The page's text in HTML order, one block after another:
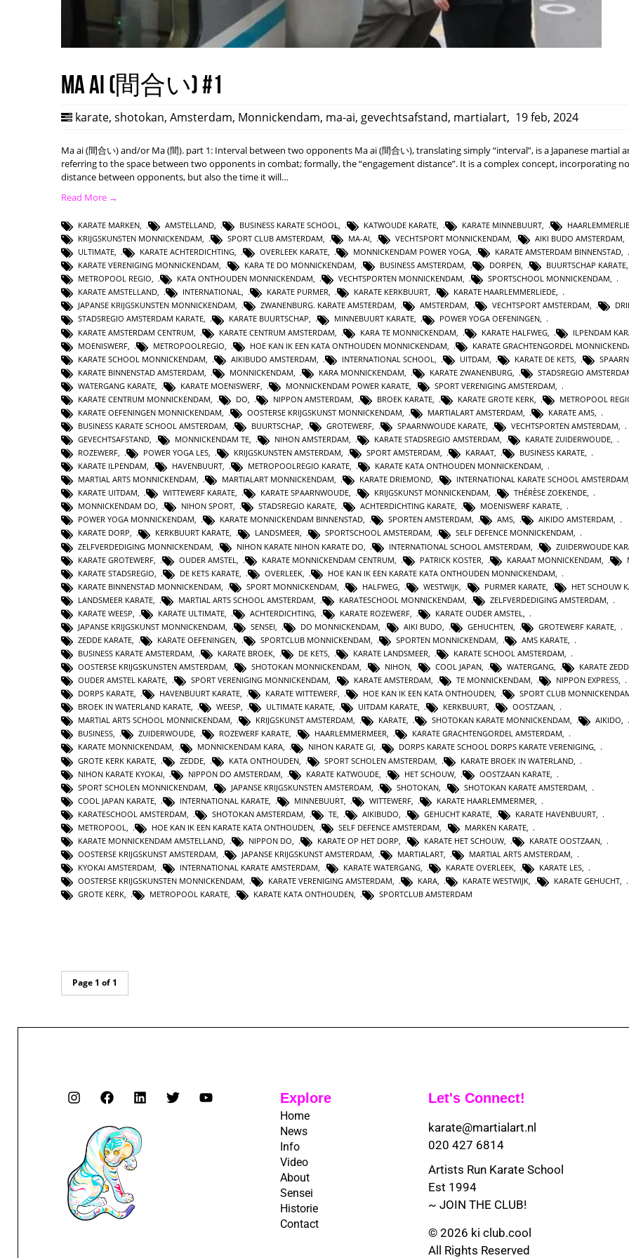
Ma ai (間合い) #1
karate, shotokan, Amsterdam, Monnickendam, ma-ai, gevechtsafstand, martialart, 19 feb, 2024
Ma ai (間合い) and/or Ma (間). part 1: Interval between two opponents Ma ai (間合い), translating simply “interval”, is a Japanese martial
referring to the space between two opponents in combat; formally, the “engagement distance”. It is a complex concept, incorporating
distance between opponents, but also the time it will…
Read More →
KARATE MARKEN, AMSTELLAND, BUSINESS KARATE SCHOOL, KATWOUDE KARATE, KARATE MINNEBUURT,
KRIJGSKUNSTEN MONNICKENDAM, SPORT CLUB AMSTERDAM, MA-AI, VECHTSPORT MONNICKENDAM, AIKI BUDO AMSTERDAM,
ULTIMATE, KARATE ACHTERDICHTING, OVERLEEK KARATE, MONNICKENDAM POWER YOGA, KARATE AMSTERDAM BINNENSTAD,
KARATE VERENIGING MONNICKENDAM, KARA TE DO MONNICKENDAM, BUSINESS AMSTERDAM, DORPEN, BUURTSCHAP KARATE,
METROPOOL REGIO, KATA ONTHOUDEN MONNICKENDAM, VECHTSPORTEN MONNICKENDAM, SPORTSCHOOL MONNICKENDAM,
KARATE AMSTELLAND, INTERNATIONAL, KARATE PURMER, KARATE KERKBUURT, KARATE HAARLEMMERLIEDE,
JAPANSE KRIJGSKUNSTEN MONNICKENDAM, ZWANENBURG. KARATE AMSTERDAM, AMSTERDAM, VECHTSPORT AMSTERDAM,
STADSREGIO AMSTERDAM KARATE, KARATE BUURTSCHAP, MINNEBUURT KARATE, POWER YOGA OEFENINGEN,
KARATE AMSTERDAM CENTRUM
KARATE CENTRUM AMSTERDAM KARA TE MONNICKENDAM KARATE HALFWEG ILPENDAM
MOENISWERF
METROPOOLREGIO HOE KAN IK EEN KATA ONTHOUDEN MONNICKENDAM KARATE GRACHTENGORDEL
KARATE SCHOOL MONNICKENDAM
AIKIBUDO AMSTERDAM INTERNATIONAL SCHOOL UITDAM KARATE DE KETS
KARATE BINNENSTAD AMSTERDAM
MONNICKENDAM KARA MONNICKENDAM KARATE ZWANENBURG STADSREGIO
WATERGANG KARATE
KARATE MOENISWERF MONNICKENDAM POWER KARATE SPORT VERENIGING AMSTERDAM
KARATE CENTRUM MONNICKENDAM
DO NIPPON AMSTERDAM BROEK KARATE KARATE GROTE KERK METROPOOL
KARATE OEFENINGEN MONNICKENDAM
OOSTERSE KRIJGSKUNST MONNICKENDAM MARTIALART AMSTERDAM KARATE AMS
BUSINESS KARATE SCHOOL AMSTERDAM
BUURTSCHAP GROTEWERF SPAARNWOUDE KARATE VECHTSPORTEN AMSTERDAM
GEVECHTSAFSTAND, MONNICKENDAM TE, NIHON AMSTERDAM, KARATE STADSREGIO AMSTERDAM, KARATE ZUIDERWOUDE,
ROZEWERF, POWER YOGA LES, KRIJGSKUNSTEN AMSTERDAM, SPORT AMSTERDAM, KARAAT, BUSINESS KARATE,
KARATE ILPENDAM, HAVENBUURT, METROPOOLREGIO KARATE, KARATE KATA ONTHOUDEN MONNICKENDAM,
MARTIAL ARTS MONNICKENDAM, MARTIALART MONNICKENDAM, KARATE DRIEMOND, INTERNATIONAL KARATE SCHOOL AMSTERDAM,
KARATE UITDAM, WITTEWERF KARATE, KARATE SPAARNWOUDE, KRIJGSKUNST MONNICKENDAM, THÉRÈSE ZOEKENDE,
MONNICKENDAM DO, NIHON SPORT, STADSREGIO KARATE, ACHTERDICHTING KARATE, MOENISWERF KARATE,
POWER YOGA MONNICKENDAM, KARATE MONNICKENDAM BINNENSTAD, SPORTEN AMSTERDAM, AMS, AIKIDO AMSTERDAM,
KARATE DORP, KERKBUURT KARATE, LANDSMEER, SPORTSCHOOL AMSTERDAM, SELF DEFENCE MONNICKENDAM,
ZELFVERDEDIGING MONNICKENDAM
NIHON KARATE NIHON KARATE DO INTERNATIONAL SCHOOL AMSTERDAM ZUIDERWOUDE
KARATE GROTEWERF
OUDER AMSTEL KARATE MONNICKENDAM CENTRUM PATRICK KOSTER KARAAT MONNICKENDAM
KARATE STADSREGIO
DE KETS KARATE OVERLEEK HOE KAN IK EEN KARATE KATA ONTHOUDEN MONNICKENDAM
KARATE BINNENSTAD MONNICKENDAM
SPORT MONNICKENDAM HALFWEG WESTWIJK PURMER KARATE HET SCHOUW
LANDSMEER KARATE
MARTIAL ARTS SCHOOL AMSTERDAM KARATESCHOOL MONNICKENDAM ZELFVERDEDIGING AMSTERDAM
KARATE WEESP
KARATE ULTIMATE ACHTERDICHTING KARATE ROZEWERF KARATE OUDER AMSTEL
JAPANSE KRIJGSKUNST MONNICKENDAM
SENSEI DO MONNICKENDAM AIKI BUDO GEHUCHTEN GROTEWERF KARATE
ZEDDE KARATE
KARATE OEFENINGEN SPORTCLUB MONNICKENDAM SPORTEN MONNICKENDAM AMS KARATE
BUSINESS KARATE AMSTERDAM, KARATE BROEK, DE KETS, KARATE LANDSMEER, KARATE SCHOOL AMSTERDAM,
OOSTERSE KRIJGSKUNSTEN AMSTERDAM, SHOTOKAN MONNICKENDAM, NIHON, COOL JAPAN, WATERGANG, KARATE
OUDER AMSTEL KARATE, SPORT VERENIGING MONNICKENDAM, KARATE AMSTERDAM, TE MONNICKENDAM, NIPPON EXPRESS,
DORPS KARATE, HAVENBUURT KARATE, KARATE WITTEWERF, HOE KAN IK EEN KATA ONTHOUDEN, SPORT CLUB
BROEK IN WATERLAND KARATE, WEESP, ULTIMATE KARATE, UITDAM KARATE, KERKBUURT, OOSTZAAN,
MARTIAL ARTS SCHOOL MONNICKENDAM, KRIJGSKUNST AMSTERDAM, KARATE, SHOTOKAN KARATE MONNICKENDAM, AIKIDO,
BUSINESS, ZUIDERWOUDE, ROZEWERF KARATE, HAARLEMMERMEER, KARATE GRACHTENGORDEL AMSTERDAM,
KARATE MONNICKENDAM, MONNICKENDAM KARA, NIHON KARATE GI, DORPS KARATE SCHOOL DORPS KARATE VERENIGING,
GROTE KERK KARATE
ZEDDE KATA ONTHOUDEN SPORT SCHOLEN AMSTERDAM KARATE BROEK IN WATERLAND
NIHON KARATE KYOKAI
NIPPON DO AMSTERDAM KARATE KATWOUDE HET SCHOUW OOSTZAAN KARATE
SPORT SCHOLEN MONNICKENDAM
JAPANSE KRIJGSKUNSTEN AMSTERDAM SHOTOKAN SHOTOKAN KARATE AMSTERDAM
COOL JAPAN KARATE
INTERNATIONAL KARATE MINNEBUURT WITTEWERF KARATE HAARLEMMERMER
KARATESCHOOL AMSTERDAM
SHOTOKAN AMSTERDAM TE AIKIBUDO GEHUCHT KARATE KARATE HAVENBUURT
METROPOOL
HOE KAN IK EEN KARATE KATA ONTHOUDEN SELF DEFENCE AMSTERDAM MARKEN KARATE
KARATE MONNICKENDAM AMSTELLAND
NIPPON DO KARATE OP HET DORP KARATE HET SCHOUW KARATE OOSTZAAN
OOSTERSE KRIJGSKUNST AMSTERDAM
JAPANSE KRIJGSKUNST AMSTERDAM MARTIALART MARTIAL ARTS AMSTERDAM
KYOKAI AMSTERDAM, INTERNATIONAL KARATE AMSTERDAM, KARATE WATERGANG, KARATE OVERLEEK, KARATE LES,
OOSTERSE KRIJGSKUNSTEN MONNICKENDAM, KARATE VERENIGING AMSTERDAM, KARA, KARATE WESTWIJK, KARATE GEHUCHT,
GROTE KERK, METROPOOL KARATE, KARATE KATA ONTHOUDEN, SPORTCLUB AMSTERDAM
Page 1 of 1
Explore
Home
News
Info
Video
About
Sensei
Historie
Contact
Let's Connect!
karate@martialart.nl
020 427 6814
Artists Run Karate School
Est 1994
~ JOIN THE CLUB!
© 2026 ki club.cool
All Rights Reserved